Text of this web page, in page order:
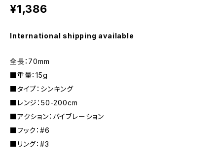
¥1,386
International shipping available
全長：70mm
■重量：15g
■タイプ：シンキング
■レンジ：50-200cm
■アクション：バイブレーション
■フック：#6
■リング：#3